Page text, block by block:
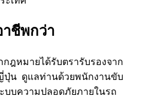
ชีพกว่า
กฎหมายได้รับตรารับรองจาก
ปุ่น ดูแลท่านด้วยพนักงานขับ
บบความปลอดภัยภายในรถ